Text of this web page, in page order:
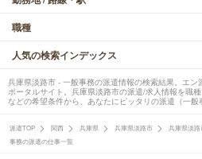
職種
人気の検索インデックス
兵庫県淡路市 - 一般事務の派遣情報の検索結果。エ
ポータルサイト。兵庫県淡路市の派遣/求人情報を職
などの希望条件から、あなたにピッタリの派遣（一般
派遣TOP 関西 兵庫県 兵庫県淡路市 兵庫県淡
事務の派遣の仕事一覧